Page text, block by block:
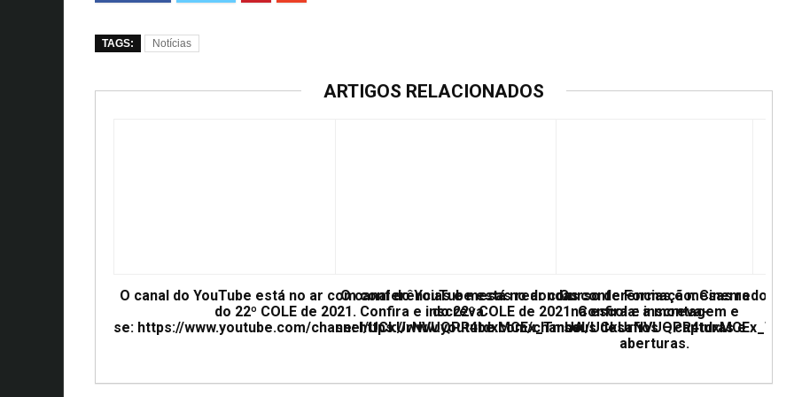
TAGS: Notícias
ARTIGOS RELACIONADOS
O canal do YouTube está no ar com conferências e mesas redondas
do 22º COLE de 2021. Confira e inscreva
se: https://www.youtube.com/channel/UCkUrNVUQPR4tdxMCEx_TmUA
O canal do YouTube está no ar com conferências e mesas
do 22º COLE de 2021. Confira e inscreva-
se: https://www.youtube.com/channel/
Curso de Formação: Cinema
na escola: a montagem e
seus desafios – capturas e
aberturas.